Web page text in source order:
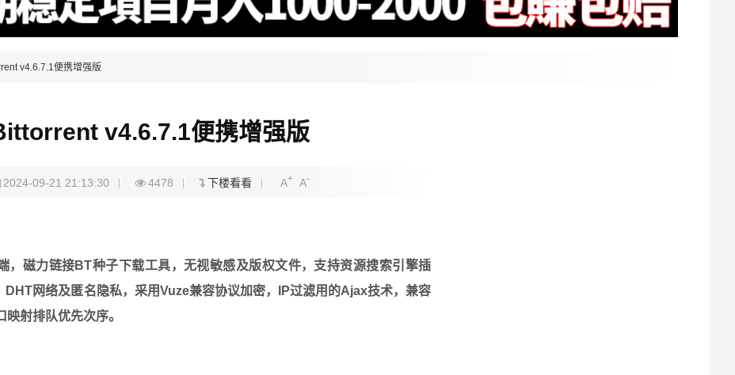
v4.6.7.1便携增强版
v4.6.7.1便携增强版
2024-09-21 21:13:30 4478 下楼看看 A+ A-
磁力链接BT种子下载工具，无视敏感及版权文件，支持资源搜索引擎插
网络及匿名隐私，采用Vuze兼容协议加密，IP过滤用的Ajax技术，兼容
射排队优先次序。